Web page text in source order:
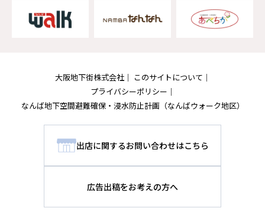
大阪地下街株式会社
このサイトについて
プライバシーポリシー
なんば地下空間避難確保・浸水防止計画（なんばウォーク地区）
出店に関するお問い合わせはこちら
広告出稿をお考えの方へ